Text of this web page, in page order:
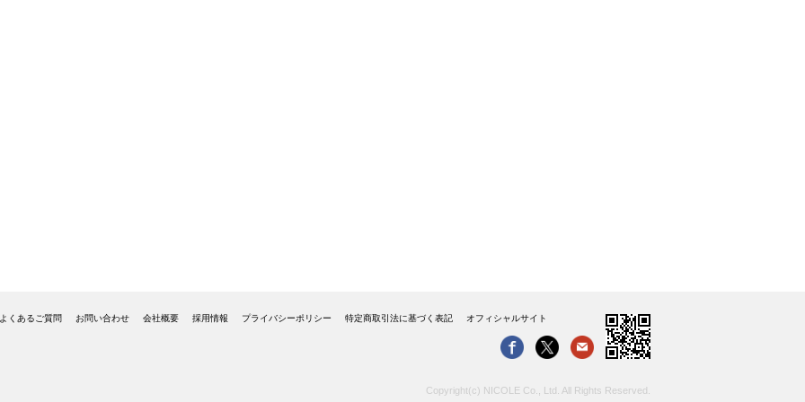
よくあるご質問 お問い合わせ 会社概要 採用情報 プライバシーポリシー 特定商取引法に基づく表記 オフィシャルサイト
Copyright(c) NICOLE Co., Ltd. All Rights Reserved.